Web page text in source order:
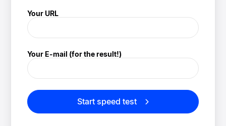
(/speedtest)
Your URL
Your E-mail (for the result!)
Start speed test